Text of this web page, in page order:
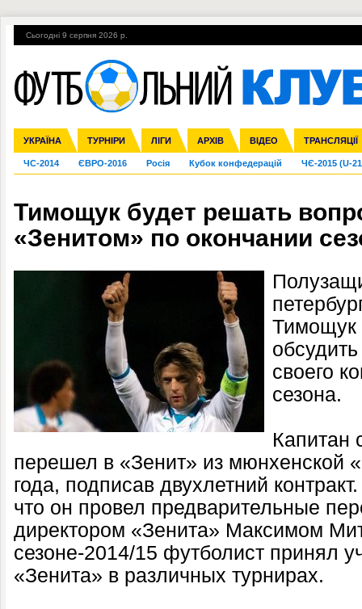
Сьогодні 9 серпня 2026 р.
УКРАЇНА ТУРНІРИ ЛІГИ АРХІВ ВІДЕО ТРАНСЛЯЦІЇ
Збірна Прем'єр-ліга Перша ліга Друга ліга Кубок України
Ліга чемпіонів Ліга Європи Міжнародні Ліга націй Ліга
Англія Іспанія Італія Німеччина Франція Інші
ЧС-2014 ЄВРО-2016 Росія Кубок конфедерацій ЧЄ-2015 (U-
Гарячі теми УПЛ, 2-й тур ВІЙНА УПЛ-ПЕРЕХОДИ
Тимощук будет решать
«Зенитом» по окончании
Тимощук
своего
сезона.
Капитан
перешел в «Зенит» из мюнхенской
года, подписав двухлетний
что он провел предварительные
директором «Зенита» Максимом
сезоне-2014/15 футболист принял
«Зенита» в различных турнирах.